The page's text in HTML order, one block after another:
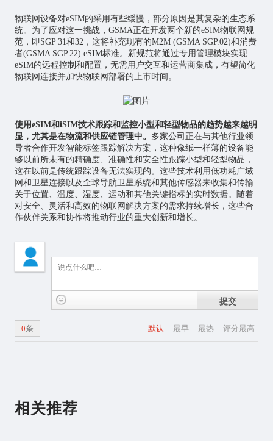
物联网设备对eSIM的采用有些缓慢，部分原因是其复杂的生态系
统。为了应对这一挑战，GSMA正在开发两个新的eSIM物联网规
范，即SGP 31和32，这将补充现有的M2M (GSMA SGP.02)和消费
者(GSMA SGP.22) eSIM标准。新规范将通过专用管理模块实现
eSIM的远程控制和配置，无需用户交互和运营商集成，有望简化
物联网连接并加快物联网部署的上市时间。
使用eSIM和iSIM技术跟踪和监控小型和轻型物品的趋势越来越明
显，尤其是在物流和供应链管理中。 多家公司正在与其他行业领
导者合作开发智能标签跟踪解决方案，这种像纸一样薄的设备能
够以前所未有的精确度、准确性和安全性跟踪小型和轻型物品，
这在以前是传统跟踪设备无法实现的。这些技术利用低功耗广域
网和卫星连接以及全球导航卫星系统和其他传感器来收集和传输
关于位置、温度、湿度、运动和其他关键指标的实时数据。随着
对安全、灵活和高效的物联网解决方案的需求持续增长，这些合
作伙伴关系和协作将推动行业的重大创新和增长。
提交
默认 最早 最热 评分最高
0条
相关推荐